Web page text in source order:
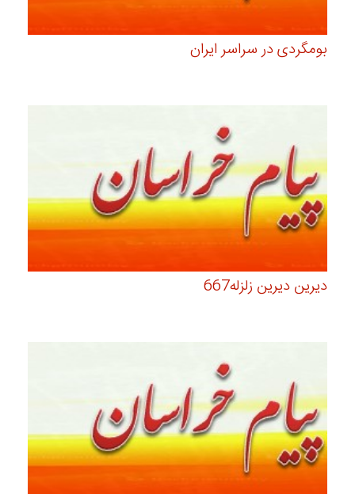
بومگردی در سراسر ایران
دیرین دیرین زلزله667